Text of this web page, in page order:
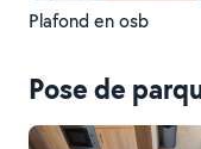
Plafond en osb
Pose de